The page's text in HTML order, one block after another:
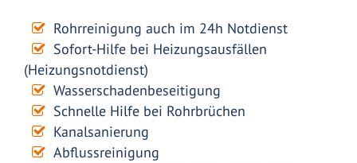
Rohrreinigung auch im 24h Notdienst
Sofort-Hilfe bei Heizungsausfällen
(Heizungsnotdienst)
Wasserschadenbeseitigung
Schnelle Hilfe bei Rohrbrüchen
Kanalsanierung
Abflussreinigung